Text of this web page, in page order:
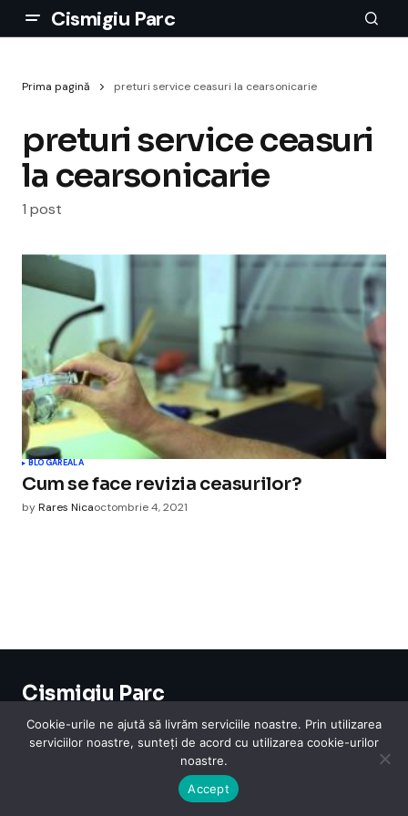
Cismigiu Parc
Prima pagină preturi service ceasuri la cearsonicarie
preturi service ceasuri
la cearsonicarie
1 post
BLOGAREALA
Cum se face revizia ceasurilor?
byRares Nicaoctombrie 4, 2021
Cismigiu Parc
InternetLegislatie MedicalModaSarbatoriTelefoaneContact
Cookie-urile ne ajută să livrăm serviciile noastre. Prin utilizarea
serviciilor noastre, sunteți de acord cu utilizarea cookie-urilor
noastre.
Accept